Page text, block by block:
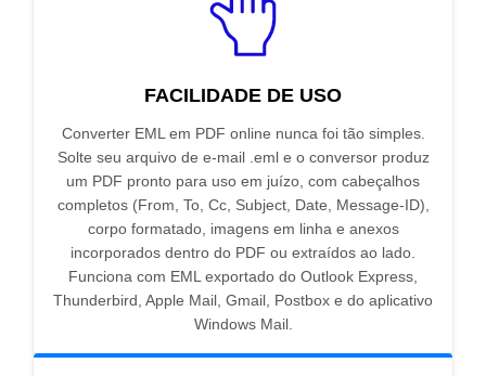
FACILIDADE DE USO
Converter EML em PDF online nunca foi tão simples.
Solte seu arquivo de e-mail .eml e o conversor produz
um PDF pronto para uso em juízo, com cabeçalhos
completos (From, To, Cc, Subject, Date, Message-ID),
corpo formatado, imagens em linha e anexos
incorporados dentro do PDF ou extraídos ao lado.
Funciona com EML exportado do Outlook Express,
Thunderbird, Apple Mail, Gmail, Postbox e do aplicativo
Windows Mail.